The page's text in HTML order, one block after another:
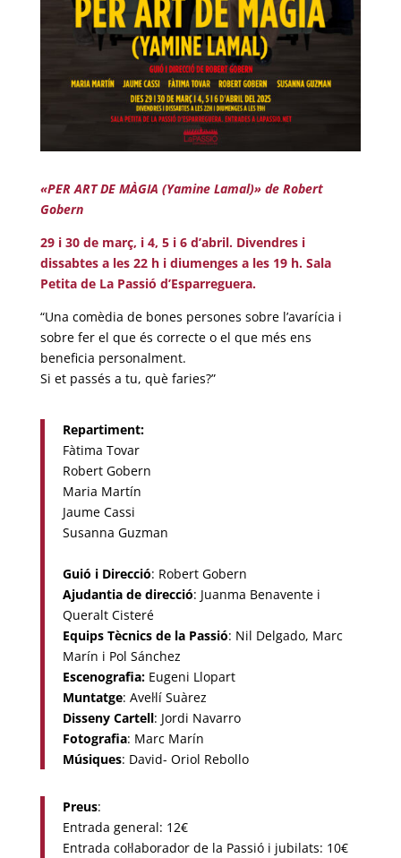
«PER ART DE MÀGIA (Yamine Lamal)» de Robert
Gobern
29 i 30 de març, i 4, 5 i 6 d’abril. Divendres i
dissabtes a les 22 h i diumenges a les 19 h. Sala
Petita de La Passió d’Esparreguera.
“Una comèdia de bones persones sobre l’avarícia i
sobre fer el que és correcte o el que més ens
beneficia personalment.
Si et passés a tu, què faries?”
Repartiment:
Fàtima Tovar
Robert Gobern
Maria Martín
Jaume Cassi
Susanna Guzman
Guió i Direcció: Robert Gobern
Ajudantia de direcció: Juanma Benavente i
Queralt Cisteré
Equips Tècnics de la Passió: Nil Delgado, Marc
Marín i Pol Sánchez
Escenografia:Eugeni Llopart
Muntatge: Avel·lí Suàrez
Disseny Cartell: Jordi Navarro
Fotografia: Marc Marín
Músiques: David- Oriol Rebollo
Preus:
Entrada general: 12€
Entrada col·laborador de la Passió i jubilats: 10€